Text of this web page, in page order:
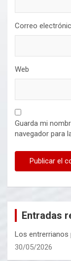
Correo
Web
Guarda mi
navegador para
Entradas
Los entrerrianos
30/05/2026